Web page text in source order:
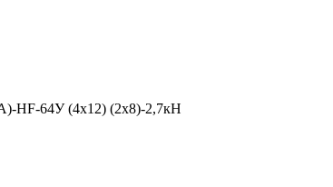
HF-64У (4х12) (2х8)-2,7кН